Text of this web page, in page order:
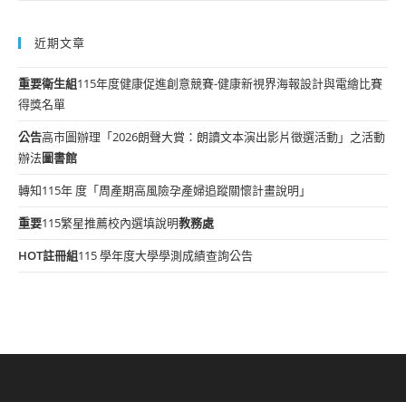
近期文章
重要衛生組115年度健康促進創意競賽-健康新視界海報設計與電繪比賽
得獎名單
公告高市圖辦理「2026朗聲大賞：朗讀文本演出影片徵選活動」之活動
辦法圖書館
轉知115年 度「周產期高風險孕產婦追蹤關懷計畫說明」
重要115繁星推薦校內選填說明教務處
HOT註冊組115 學年度大學學測成績查詢公告